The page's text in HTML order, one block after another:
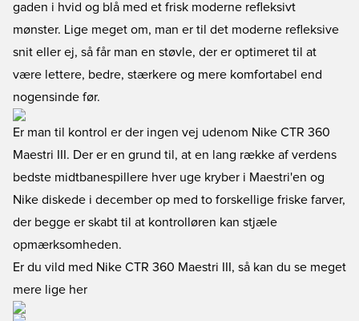
gaden i hvid og blå med et frisk moderne refleksivt
mønster. Lige meget om, man er til det moderne refleksive
snit eller ej, så får man en støvle, der er optimeret til at
være lettere, bedre, stærkere og mere komfortabel end
nogensinde før.
Er man til kontrol er der ingen vej udenom Nike CTR 360
Maestri III. Der er en grund til, at en lang række af verdens
bedste midtbanespillere hver uge kryber i Maestri'en og
Nike diskede i december op med to forskellige friske farver,
der begge er skabt til at kontrolløren kan stjæle
opmærksomheden.
Er du vild med Nike CTR 360 Maestri III, så kan du se meget
mere lige her